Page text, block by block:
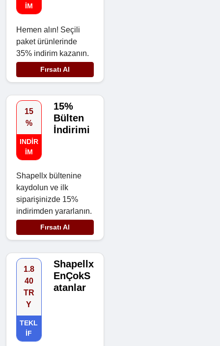
IM
Hemen alın! Seçili
paket ürünlerinde
35% indirim kazanın.
Fırsatı Al
15
%
INDIR
IM
15%
Bülten
İndirimi
Shapellx bültenine
kaydolun ve ilk
siparişinizde 15%
indirimden yararlanın.
Fırsatı Al
1.8
40
TR
Y
TEKL
IF
Shapellx
EnÇokS
atanlar